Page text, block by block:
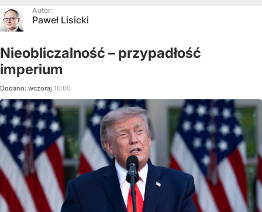
Autor:
Paweł Lisicki
Nieobliczalność – przypadłość
imperium
Dodano: wczoraj 16:00